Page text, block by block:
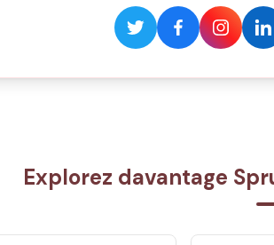
Explorez davantage